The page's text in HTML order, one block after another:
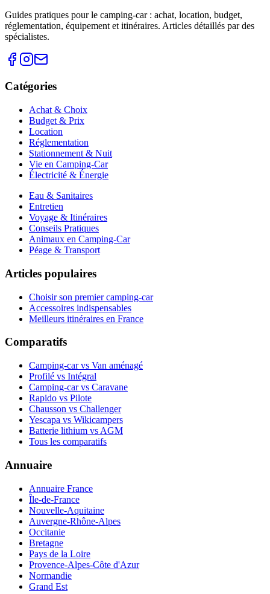
Guides pratiques pour le camping-car : achat, location, budget,
réglementation, équipement et itinéraires. Articles détaillés par des
spécialistes.
Catégories
Achat & Choix
Budget & Prix
Location
Réglementation
Stationnement & Nuit
Vie en Camping-Car
Électricité & Énergie
Eau & Sanitaires
Entretien
Voyage & Itinéraires
Conseils Pratiques
Animaux en Camping-Car
Péage & Transport
Articles populaires
Choisir son premier camping-car
Accessoires indispensables
Meilleurs itinéraires en France
Comparatifs
Camping-car vs Van aménagé
Profilé vs Intégral
Camping-car vs Caravane
Rapido vs Pilote
Chausson vs Challenger
Yescapa vs Wikicampers
Batterie lithium vs AGM
Tous les comparatifs
Annuaire
Annuaire France
Île-de-France
Nouvelle-Aquitaine
Auvergne-Rhône-Alpes
Occitanie
Bretagne
Pays de la Loire
Provence-Alpes-Côte d'Azur
Normandie
Grand Est